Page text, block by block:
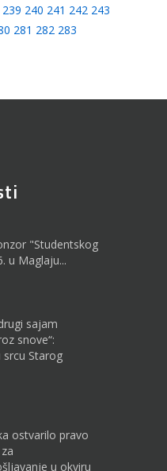
239 240 241 242 243
281 282 283
"Studentskog
u Maglaju...
sajam
snove“:
srcu Starog
ostvarilo pravo
u okviru